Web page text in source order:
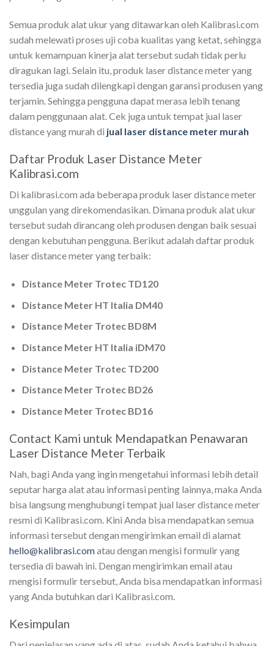
Semua produk alat ukur yang ditawarkan oleh Kalibrasi.com
sudah melewati proses uji coba kualitas yang ketat, sehingga
untuk kemampuan kinerja alat tersebut sudah tidak perlu
diragukan lagi. Selain itu, produk laser distance meter yang
tersedia juga sudah dilengkapi dengan garansi produsen yang
terjamin. Sehingga pengguna dapat merasa lebih tenang
dalam penggunaan alat. Cek juga untuk tempat jual laser
distance yang murah di jual laser distance meter murah
Daftar Produk Laser Distance Meter
Kalibrasi.com
Di kalibrasi.com ada beberapa produk laser distance meter
unggulan yang direkomendasikan. Dimana produk alat ukur
tersebut sudah dirancang oleh produsen dengan baik sesuai
dengan kebutuhan pengguna. Berikut adalah daftar produk
laser distance meter yang terbaik:
Distance Meter Trotec TD120
Distance Meter HT Italia DM40
Distance Meter Trotec BD8M
Distance Meter HT Italia iDM70
Distance Meter Trotec TD200
Distance Meter Trotec BD26
Distance Meter Trotec BD16
Contact Kami untuk Mendapatkan Penawaran
Laser Distance Meter Terbaik
Nah, bagi Anda yang ingin mengetahui informasi lebih detail
seputar harga alat atau informasi penting lainnya, maka Anda
bisa langsung menghubungi tempat jual laser distance meter
resmi di Kalibrasi.com. Kini Anda bisa mendapatkan semua
informasi tersebut dengan mengirimkan email di alamat
hello@kalibrasi.comatau dengan mengisi formulir yang
tersedia di bawah ini. Dengan mengirimkan email atau
mengisi formulir tersebut, Anda bisa mendapatkan informasi
yang Anda butuhkan dari Kalibrasi.com.
Kesimpulan